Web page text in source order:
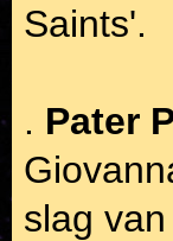
Saints'.
. Pater
slag